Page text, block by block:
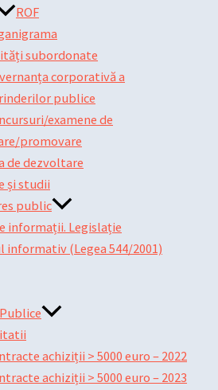
ROF
subordonate
corporativă a
publice
examene de
promovare
de dezvoltare
și studii
public
informații. Legislație
informativ (Legea 544/2001)
achiziții > 5000 euro – 2022
achiziții > 5000 euro – 2023